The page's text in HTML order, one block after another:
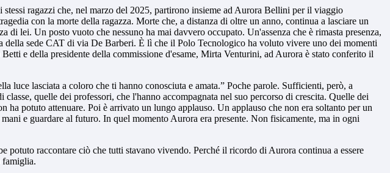
ragazzi che, nel marzo del 2025, partirono insieme ad Aurora Bellini per il viaggio
con la morte della ragazza. Morte che, a distanza di oltre un anno, continua a lasciare un
lei. Un posto vuoto che nessuno ha mai davvero occupato. Un'assenza che è rimasta presenza,
sede CAT di via De Barberi. È lì che il Polo Tecnologico ha voluto vivere uno dei momenti
e della presidente della commissione d'esame, Mirta Venturini, ad Aurora è stato conferito il
lasciata a coloro che ti hanno conosciuta e amata.” Poche parole. Sufficienti, però, a
quelle dei professori, che l'hanno accompagnata nel suo percorso di crescita. Quelle dei
potuto attenuare. Poi è arrivato un lungo applauso. Un applauso che non era soltanto per un
e guardare al futuro. In quel momento Aurora era presente. Non fisicamente, ma in ogni
potuto raccontare ciò che tutti stavano vivendo. Perché il ricordo di Aurora continua a essere
famiglia.